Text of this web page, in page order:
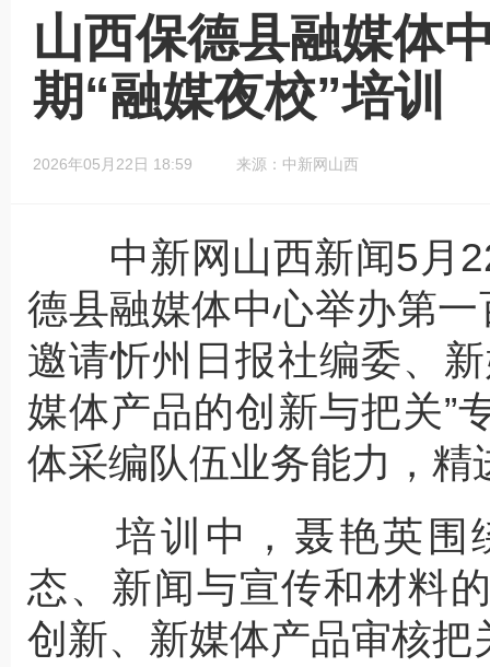
山西保德县融媒体
期“融媒夜校”培训
2026年05月22日 18:59 来源：中新网山西
中新网山西新闻5月
德县融媒体中心举办第一
邀请忻州日报社编委、
媒体产品的创新与把关”
体采编队伍业务能力，精
培训中，聂艳英围
态、新闻与宣传和材料
创新、新媒体产品审核